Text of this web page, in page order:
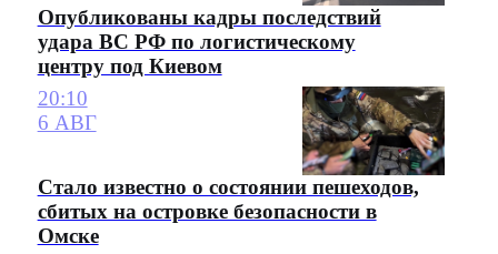
Опубликованы кадры последствий
удара ВС РФ по логистическому
центру под Киевом
20:10
6 АВГ
Стало известно о состоянии пешеходов,
сбитых на островке безопасности в
Омске